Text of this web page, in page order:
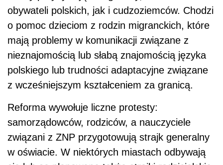
obywateli polskich, jak i cudzoziemców. Chodzi
o pomoc dzieciom z rodzin migranckich, które
mają problemy w komunikacji związane z
nieznajomością lub słabą znajomością języka
polskiego lub trudności adaptacyjne związane
z wcześniejszym kształceniem za granicą.
Reforma wywołuje liczne protesty:
samorządowców, rodziców, a nauczyciele
związani z ZNP przygotowują strajk generalny
w oświacie. W niektórych miastach odbywają